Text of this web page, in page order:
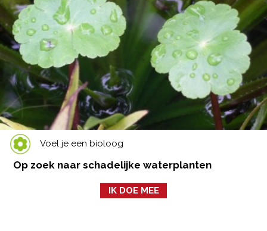
Voel je een bioloog
Op zoek naar schadelijke waterplanten
IK DOE MEE